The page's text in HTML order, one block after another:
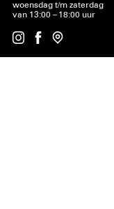
woensdag t/m zaterdag
van 13:00 – 18:00 uur